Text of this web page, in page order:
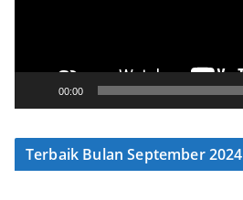
e
r
00:00
Terbaik Bulan September 2024